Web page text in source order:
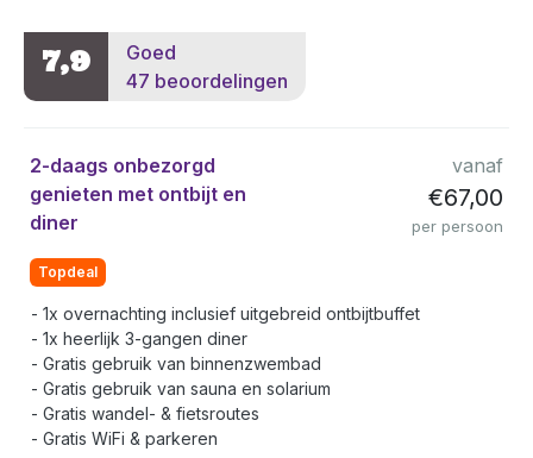
7,9
Goed
47 beoordelingen
2-daags onbezorgd
genieten met ontbijt en
diner
Topdeal
vanaf
€67,00
per persoon
1x overnachting inclusief uitgebreid ontbijtbuffet
1x heerlijk 3-gangen diner
Gratis gebruik van binnenzwembad
Gratis gebruik van sauna en solarium
Gratis wandel- & fietsroutes
Gratis WiFi & parkeren